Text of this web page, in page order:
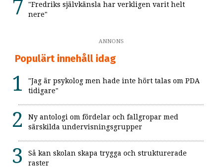
"Fredriks självkänsla har verkligen varit helt
nere"
ANNONS
Populärt innehåll idag
"Jag är psykolog men hade inte hört talas om PDA
tidigare"
Ny antologi om fördelar och fallgropar med
särskilda undervisningsgrupper
Så kan skolan skapa trygga och strukturerade
raster